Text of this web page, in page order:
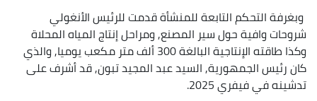
وبغرفة التحكم التابعة للمنشأة قدمت للرئيس الأنغولي
شروحات وافية حول سير المصنع, ومراحل إنتاج المياه المحلاة
وكذا طاقته الإنتاجية البالغة 300 ألف متر مكعب يوميا, والذي
كان رئيس الجمهورية, السيد عبد المجيد تبون, قد أشرف على
تدشينه في فيفري 2025.